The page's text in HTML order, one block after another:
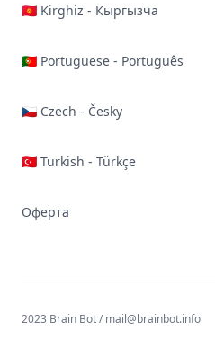
🇰🇬 Kirghiz - Кыргызча
🇵🇹 Portuguese - Português
🇨🇿 Czech - Česky
🇹🇷 Turkish - Türkçe
Оферта
2023 Brain Bot /mail@brainbot.info